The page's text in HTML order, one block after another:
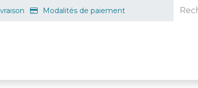
Modalités de paiement